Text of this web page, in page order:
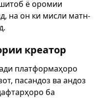
ё оромии
на он ки мисли матн-
креатор
платформаҳоро
пасандоз ва андоз
ба